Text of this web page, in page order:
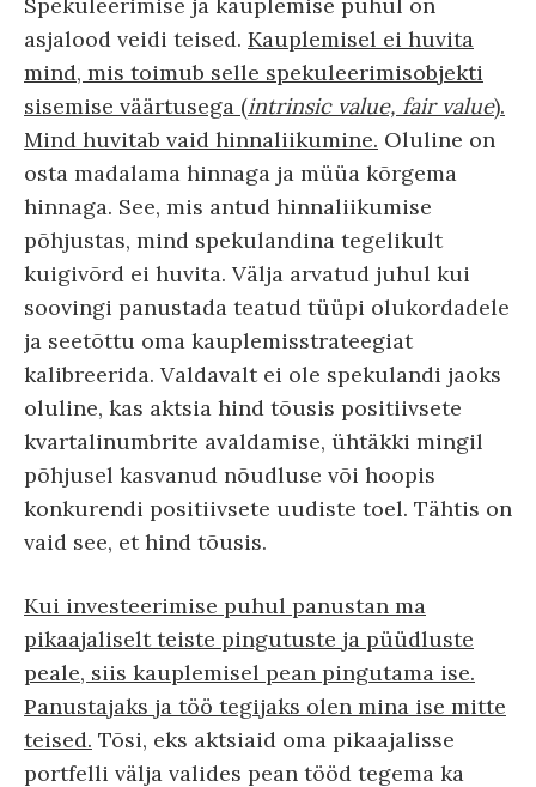
asjalood veidi teised. Kauplemisel ei huvita
mind, mis toimub selle spekuleerimisobjekti
sisemise väärtusega (intrinsic value, fair value).
Mind huvitab vaid hinnaliikumine. Oluline on
osta madalama hinnaga ja müüa kõrgema
hinnaga. See, mis antud hinnaliikumise
põhjustas, mind spekulandina tegelikult
kuigivõrd ei huvita. Välja arvatud juhul kui
soovingi panustada teatud tüüpi olukordadele
ja seetõttu oma kauplemisstrateegiat
kalibreerida. Valdavalt ei ole spekulandi jaoks
oluline, kas aktsia hind tõusis positiivsete
kvartalinumbrite avaldamise, ühtäkki mingil
põhjusel kasvanud nõudluse või hoopis
konkurendi positiivsete uudiste toel. Tähtis on
vaid see, et hind tõusis.
Kui investeerimise puhul panustan ma
pikaajaliselt teiste pingutuste ja püüdluste
peale, siis kauplemisel pean pingutama ise.
Panustajaks ja töö tegijaks olen mina ise mitte
teised. Tõsi, eks aktsiaid oma pikaajalisse
portfelli välja valides pean tööd tegema ka